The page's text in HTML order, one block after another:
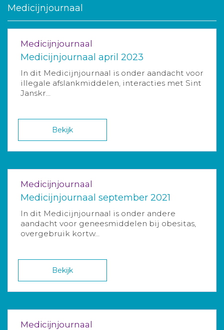
Medicijnjournaal
Medicijnjournaal
Medicijnjournaal april 2023
In dit Medicijnjournaal is onder aandacht voor
illegale afslankmiddelen, interacties met Sint
Janskr...
Bekijk
Medicijnjournaal
Medicijnjournaal september 2021
In dit Medicijnjournaal is onder andere
aandacht voor geneesmiddelen bij obesitas,
overgebruik kortw...
Bekijk
Medicijnjournaal